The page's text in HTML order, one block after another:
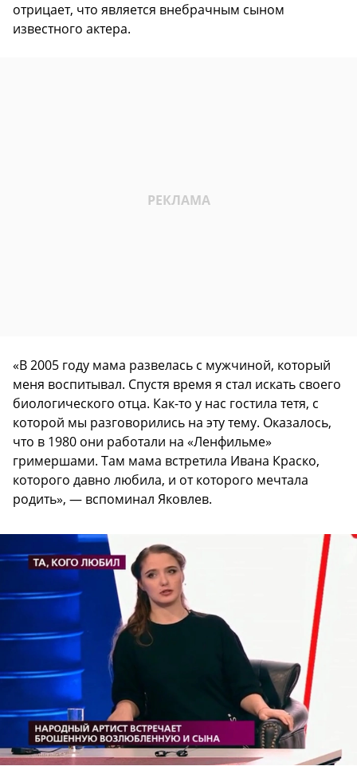
отрицает, что является внебрачным сыном
известного актера.
«В 2005 году мама развелась с мужчиной, который
меня воспитывал. Спустя время я стал искать своего
биологического отца. Как-то у нас гостила тетя, с
которой мы разговорились на эту тему. Оказалось,
что в 1980 они работали на «Ленфильме»
гримершами. Там мама встретила Ивана Краско,
которого давно любила, и от которого мечтала
родить», — вспоминал Яковлев.